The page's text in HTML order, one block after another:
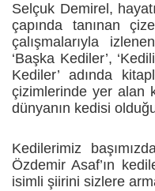
Selçuk Demirel,
çapında tanınan
çalışmalarıyla
‘Başka Kediler’,
Kediler’ adında
çizimlerinde yer alan
dünyanın kedisi
Kedilerimiz
Özdemir Asaf’ın
isimli şiirini sizlere